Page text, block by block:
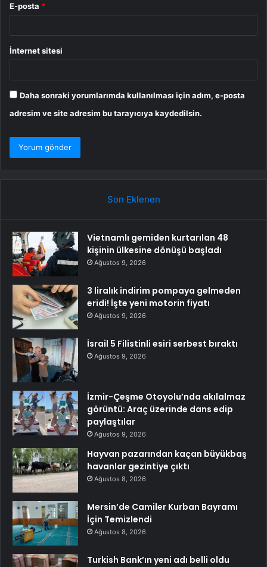
E-posta *
İnternet sitesi
Daha sonraki yorumlarımda kullanılması için adım, e-posta
adresim ve site adresim bu tarayıcıya kaydedilsin.
Son Eklenen
Vietnamlı gemiden kurtarılan 48
kişinin ülkesine dönüşü başladı
Ağustos 9, 2026
3 liralık indirim pompaya gelmeden
eridi! İşte yeni motorin fiyatı
Ağustos 9, 2026
İsrail 5 Filistinli esiri serbest bıraktı
Ağustos 9, 2026
İzmir-Çeşme Otoyolu’nda akılalmaz
görüntü: Araç üzerinde dans edip
paylaştılar
Ağustos 9, 2026
Hayvan pazarından kaçan büyükbaş
havanlar gezintiye çıktı
Ağustos 8, 2026
Mersin’de Camiler Kurban Bayramı
İçin Temizlendi
Ağustos 8, 2026
Turkish Bank’ın yeni adı belli oldu